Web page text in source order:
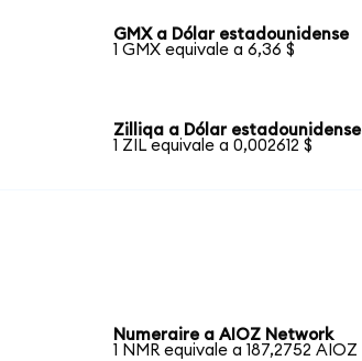
GMX a Dólar estadounidense
1 GMX equivale a 6,36 $
Zilliqa a Dólar estadounidense
1 ZIL equivale a 0,002612 $
Numeraire a AIOZ Network
1 NMR equivale a 187,2752 AIOZ